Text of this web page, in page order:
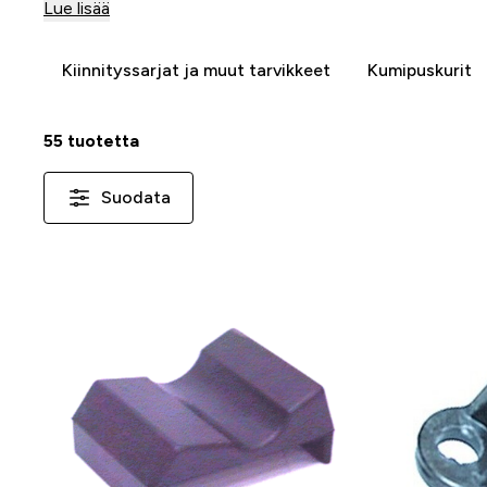
Lue lisää
Kiinnityssarjat ja muut tarvikkeet Kumipuskurit
55 tuotetta
Suodata